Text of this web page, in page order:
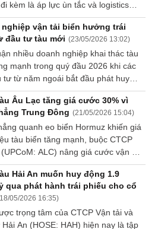
kèm là áp lực ùn tắc và logistics
khi một container vận chuyển bằng
đang tốn gấp 5 lần đường thủy.
nghiệp vận tải biển hưởng trái
đầu tư tàu mới (23/05/2026 13:02)
nhiều doanh nghiệp khai thác tàu
mạnh trong quý đầu 2026 khi các
tư từ năm ngoái bắt đầu phát huy
Âu Lạc tăng giá cước 30% vì
Trung Đông (21/05/2026 15:04)
quanh eo biển Hormuz khiến giá
tàu biển tăng mạnh, buộc CTCP
ALC) nâng giá cước vận tải
30% để bù đắp chi phí.
Hải An muốn huy động 1.9
qua phát hành trái phiếu cho cổ
18/05/2026 16:35)
trọng tâm của CTCP Vận tải và
Hải An (HOSE: HAH) hiện nay là tập